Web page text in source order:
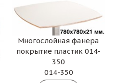
Многослойная фанера
покрытие пластик 014-
350
014-350